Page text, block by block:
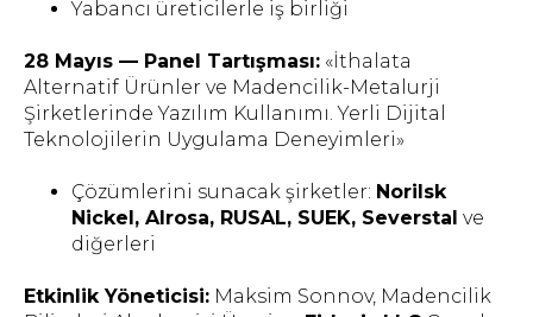
Yabancı üreticilerle iş birliği
28 Mayıs — Panel Tartışması: «İthalata
Alternatif Ürünler ve Madencilik-Metalurji
Şirketlerinde Yazılım Kullanımı. Yerli Dijital
Teknolojilerin Uygulama Deneyimleri»
Çözümlerini sunacak şirketler: Norilsk
Nickel, Alrosa, RUSAL, SUEK, Severstal ve
diğerleri
Etkinlik Yöneticisi: Maksim Sonnov, Madencilik